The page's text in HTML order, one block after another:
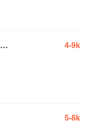
无责底薪4500客服岗 指导用户注册游戏 4-9k
5-8k